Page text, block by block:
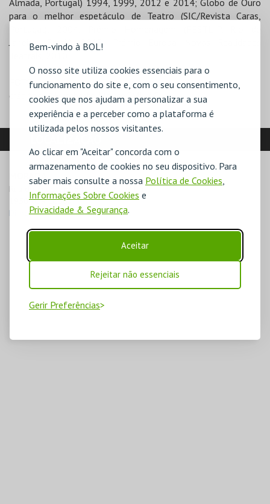
Bem-vindo à BOL!
O nosso site utiliza cookies essenciais para o
funcionamento do site e, com o seu consentimento,
cookies que nos ajudam a personalizar a sua
experiência e a perceber como a plataforma é
utilizada pelos nossos visitantes.
Ao clicar em "Aceitar" concorda com o
armazenamento de cookies no seu dispositivo. Para
saber mais consulte a nossa Política de Cookies
Informações Sobre Cookies e
Privacidade & Segurança.
Aceitar
Rejeitar não essenciais
Gerir Preferências
para o melhor espetáculo de Teatro (SIC/Revista Caras,
Janeiro, Brasil), 2018; Prémio Europa Novas Realidades
FOTO
créditos: ©Humberto MoucoCML-ACL
MORADA
Rua do Açúcar, nº 64 – Beco da Mitra
1950-009 Lisboa
Direcções para Teatro Meridional